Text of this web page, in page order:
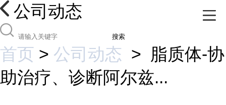
公司动态
搜索
首页 > 公司动态 > 脂质体-协
助治疗、诊断阿尔兹...